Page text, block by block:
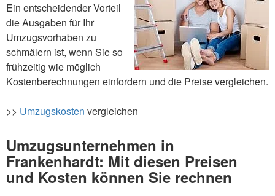
Ein entscheidender Vorteil
die Ausgaben für Ihr
Umzugsvorhaben zu
schmälern ist, wenn Sie so
frühzeitig wie möglich
Kostenberechnungen einfordern und die Preise vergleichen.
>> Umzugskosten vergleichen
Umzugsunternehmen in
Frankenhardt: Mit diesen Preisen
und Kosten können Sie rechnen